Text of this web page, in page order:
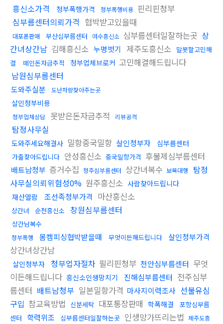
흥신소가격 청부폭행가격 청부폭행비용 핀리핀청부
심부름센터의뢰가격 협박받고있을때
대포폰판매 부산심부름센터 여수흥신소 심부름센터일잘하는곳 상
간녀상간남 김해흥신소 누명벗기 제주도흥신소 말못할고민해
결
떼인돈자금추적 청부업체브로커 고민해결해드립니다
남원심부름센터
도와주실분 도난차량찾아주는곳
살인청부비용
청부업체상담 못받은돈자금추적 리뷰공격
탐정사무실
도와주세요해결사 밀항중국밀항 살인청부자 심부름센터
가출찾아드립니다 안성흥신소 중국밀항가격 후불제심부름센터
배트남청부 증거수집 청주심부름센터 상간녀복수 보복대행
탐정
사무실의뢰위험성0% 원주흥신소 사람찾아드립니다
재산열람
조선족청부가격 마산흥신소
상간녀 순천흥신소 창원심부름센터
상간남복수
청부폭행 몸캠피싱협박받을때 무엇이든해드립니다 살인청부가격
상간녀상간남
살인청부자 청부업자절차 필리핀청부 천안심부름센터 무엇
이든해드립니다 흥신소인생망치기 진해심부름센터 전주심부
름센터 배트남청부 일본밀항가격 마사지이력조사 선불유심
구입 참교육방법 신분세탁 대포통장판매 학폭해결
포항심부름
센터
학력위조 심부름센터일잘하는곳 인생망가뜨리는법 제주도흥